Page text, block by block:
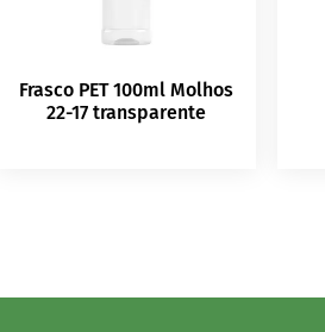
Frasco PET 100ml Molhos
22-17 transparente